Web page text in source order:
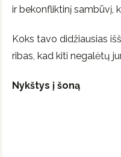
ir bekonfliktinį sambūvį,
Koks tavo didžiausias
ribas, kad kiti negalėtų
Nykštys į šoną